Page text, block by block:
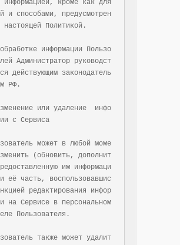
информацией, кроме как для
и способами, предусмотрен
настоящей Политикой.
информации Пользо
Администратор руководст
действующим законодатель
РФ.
или удаление  инфо
с Сервиса
может в любой моме
(обновить, дополнит
им информаци
её часть, воспользовавшис
редактирования инфор
на Сервисе в персональном
Пользователя.
также может удалит